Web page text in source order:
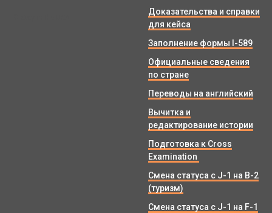
Доказательства и справки
для кейса
Заполнение формы I-589
Официальные сведения
по стране
Переводы на английский
Вычитка и
редактирование истории
Подготовка к Cross
Examination
Смена статуса с J-1 на B-2
(туризм)
Смена статуса с J-1 на F-1